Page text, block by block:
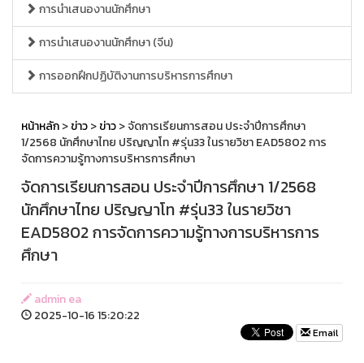
การนำเสนองานนักศึกษา
การนำเสนองานนักศึกษา (จีน)
การออกฝึกปฏิบัติงานการบริหารการศึกษา
หน้าหลัก>ข่าว>ข่าว> จัดการเรียนการสอน ประจำปีการศึกษา
1/2568 นักศึกษาไทย ปริญญาโท #รุ่น33 ในรายวิชา EAD5802 การ
จัดการความรู้ทางการบริหารการศึกษา
จัดการเรียนการสอน ประจำปีการศึกษา 1/2568
นักศึกษาไทย ปริญญาโท #รุ่น33 ในรายวิชา
EAD5802 การจัดการความรู้ทางการบริหารการ
ศึกษา
admin ea
2025-10-16 15:20:22
Email